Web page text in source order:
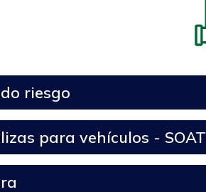
riesgo
para vehículos - SOAT